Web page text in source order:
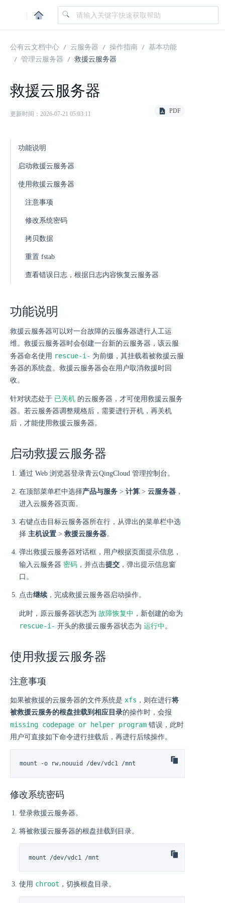
|
公有云文档中心 云服务器 操作指南
基本功能
管理云服务器
救援云服务器
救援云服务器
更新时间：2026-07-21 05:03:11 PDF
功能说明
启动救援云服务器
使用救援云服务器
注意事项
修改系统密码
拷贝数据
重置 fstab
查看错误日志，根据日志内容恢复云服务器
功能说明
救援云服务器可以对一台故障的云服务器进行人工运
维。救援云服务器时会创建一台新的云服务器，该云服
务器命名使用 rescue-i- 为前缀，其挂载着被救援云服
务器的系统盘。救援云服务器会在用户取消救援时回
收。
针对状态处于 已关机 的云服务器，才可使用救援云服务
器。若云服务器调整规格后，需要进行开机，再关机
后，才能使用救援云服务器。
启动救援云服务器
通过 Web 浏览器登录青云QingCloud 管理控制台。
在顶部菜单栏中选择产品与服务 > 计算 > 云服务器 ，
进入云服务器页面。
右键点击目标云服务器所在行，从弹出的菜单栏中选
择 主机设置 >救援云服务器。
弹出救援云服务器对话框，用户根据页面提示信息，
输入云服务器 密码 ，并点击提交 ，弹出提示信息窗
口。
点击继续，完成救援云服务器启动操作。
此时，原云服务器状态为 故障恢复中 ，新创建的命为
rescue-i- 开头的救援云服务器状态为 运行中。
使用救援云服务器
注意事项
如果被救援的云服务器的文件系统是 xfs ，则在进行将
被救援云服务的根盘挂载到相应目录的操作时，会报
missing codepage or helper program 错误，此时
用户可直接如下命令进行挂载后，再进行后续操作。
mount -o rw,nouuid /dev/vdc1 /mnt
修改系统密码
登录救援云服务器。
将被救援云服务器的根盘挂载到目录。
mount /dev/vdc1 /mnt
使用 chroot ，切换根盘目录。